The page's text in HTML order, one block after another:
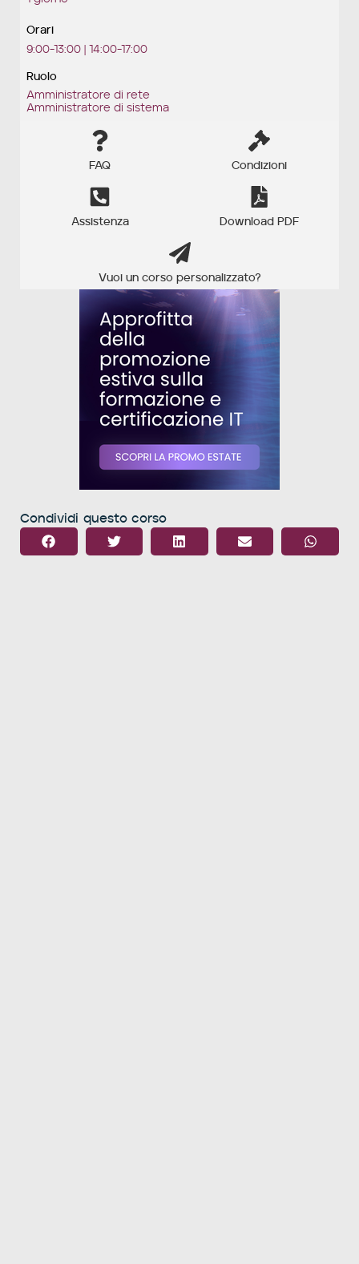
Orari
9:00-13:00 | 14:00-17:00
Ruolo
Amministratore di rete
Amministratore di sistema
FAQ Condizioni
Assistenza Download PDF
Vuoi un corso personalizzato?
Condividi questo corso